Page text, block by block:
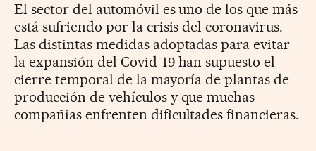
El sector del automóvil es uno de los que más
está sufriendo por la crisis del coronavirus.
Las distintas medidas adoptadas para evitar
la expansión del Covid-19 han supuesto el
cierre temporal de la mayoría de plantas de
producción de vehículos y que muchas
compañías enfrenten dificultades financieras.